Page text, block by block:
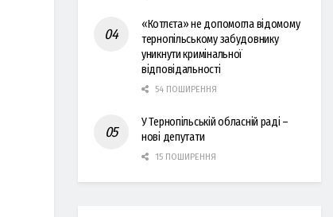
«Котлєта» не допомогла відомому
тернопільському забудовнику
уникнути кримінальної
відповідальності
54 ПОШИРЕННЯ
У Тернопільській обласній раді –
нові депутати
15 ПОШИРЕННЯ